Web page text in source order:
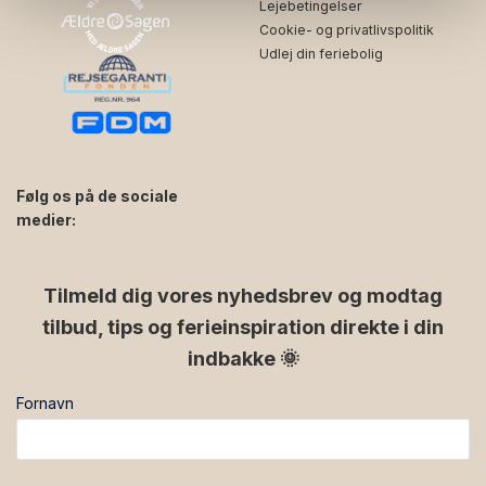
Følg os på de sociale
medier:
Lejebetingelser
Cookie- og privatlivspolitik
Udlej din feriebolig
Tilmeld dig vores nyhedsbrev og modtag
tilbud, tips og ferieinspiration direkte i din
indbakke 🌞
Fornavn